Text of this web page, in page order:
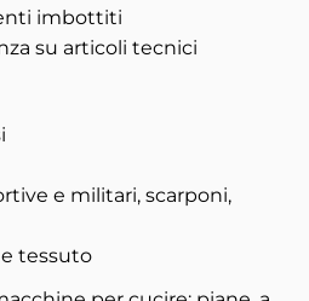
imbottiti
su articoli tecnici
e militari, scarponi,
tessuto